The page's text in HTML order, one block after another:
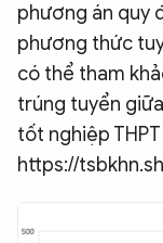
phương án quy
phương thức
có thể tham
trúng tuyển
tốt nghiệp
https://